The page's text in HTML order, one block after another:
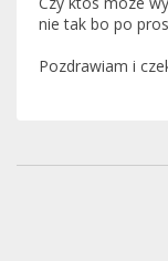
nie tak bo po
Pozdrawiam i